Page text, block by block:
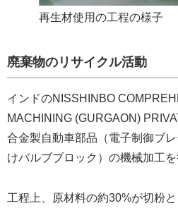
再生材使用の工程の様子
廃棄物のリサイクル活動
インドのNISSHINBO
MACHINING (GURGAON)
合金製自動車部品（電子制御ブ
けバルブブロック）の機械加工を
工程上、原材料の約30%が切粉